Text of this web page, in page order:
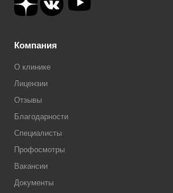
Компания
О клинике
Лицензии
Отзывы
Благодарности
Специалисты
Профосмотры
Вакансии
Документы